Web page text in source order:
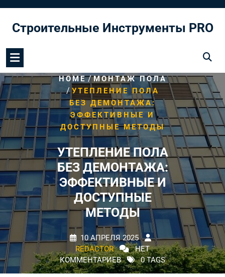
содержимому
Строительные Инструменты PRO
HOME/МОНТАЖ ПОЛА
/УТЕПЛЕНИЕ ПОЛА
БЕЗ ДЕМОНТАЖА:
ЭФФЕКТИВНЫЕ И
ДОСТУПНЫЕ МЕТОДЫ
УТЕПЛЕНИЕ ПОЛА
БЕЗ ДЕМОНТАЖА:
ЭФФЕКТИВНЫЕ И
ДОСТУПНЫЕ
МЕТОДЫ
10 АПРЕЛЯ 2025
REDACTOR
НЕТ
КОММЕНТАРИЕВ
0 TAGS